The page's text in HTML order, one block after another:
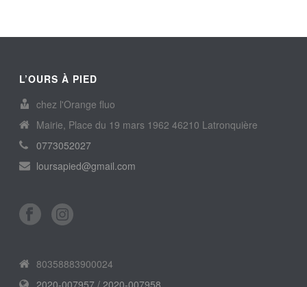
L’OURS À PIED
chez l'Orange fluo
Mairie, Place du 19 mars 1962 46210 Latronquière
0773052027
loursapied@gmail.com
80358883900024
2020-007957 / 2020-007958